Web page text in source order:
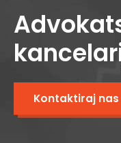
Kontaktiraj nas